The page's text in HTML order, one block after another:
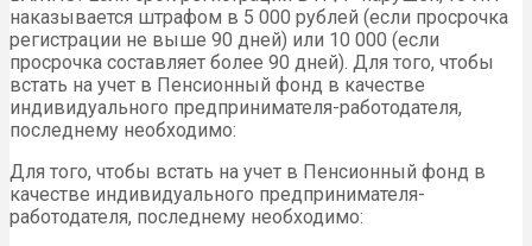
наказывается штрафом в 5 000 рублей (если просрочка
регистрации не выше 90 дней) или 10 000 (если
просрочка составляет более 90 дней). Для того, чтобы
встать на учет в Пенсионный фонд в качестве
индивидуального предпринимателя-работодателя,
последнему необходимо:
Для того, чтобы встать на учет в Пенсионный фонд в
качестве индивидуального предпринимателя-
работодателя, последнему необходимо: